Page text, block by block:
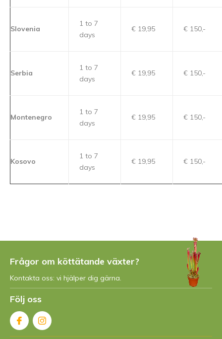
Slovenia
1 to 7
days
€ 19,95 € 150,-
Serbia
1 to 7
days
€ 19,95 € 150,-
Montenegro
1 to 7
days
€ 19,95 € 150,-
Kosovo
1 to 7
days
€ 19,95 € 150,-
Frågor om köttätande växter?
Kontakta oss: vi hjälper dig gärna.
Följ oss